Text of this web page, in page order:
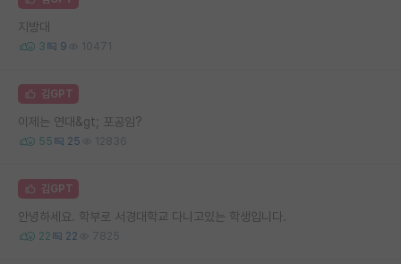
지방대
3 9 10471
김GPT
이제는 연대&gt; 포공임?
55 25 12836
김GPT
안녕하세요. 학부로 서경대학교 다니고있는 학생입니다.
22 22 7825